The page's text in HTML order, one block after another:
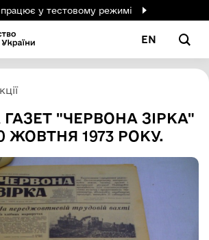
у тестовому режимі
EN
"ЧЕРВОНА ЗІРКА"
ЖОВТНЯ 1973 РОКУ.